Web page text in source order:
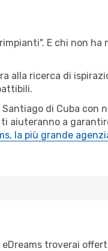
E chi non
alla ricerca di
di Cuba con
a
la più grande
troverai